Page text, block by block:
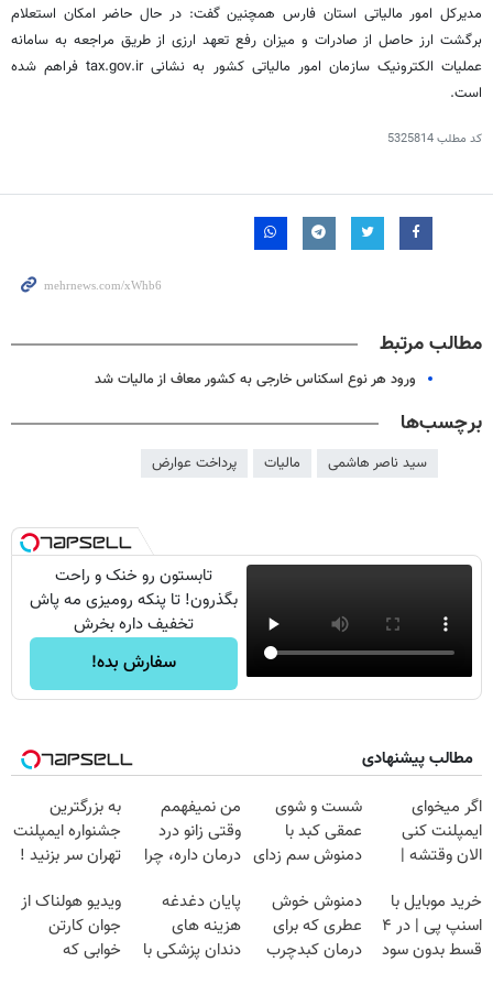
مدیرکل امور مالیاتی استان فارس همچنین گفت: در حال حاضر امکان استعلام
برگشت ارز حاصل از صادرات و میزان رفع تعهد ارزی از طریق مراجعه به سامانه
عملیات الکترونیک سازمان امور مالیاتی کشور به نشانی tax.gov.ir فراهم شده
است.
کد مطلب5325814
مطالب مرتبط
ورود هر نوع اسکناس خارجی به کشور معاف از مالیات شد
برچسب‌ها
سید ناصر هاشمی مالیات پرداخت عوارض
تابستون رو خنک و راحت
بگذرون! تا پنکه رومیزی مه پاش
تخفیف داره بخرش
سفارش بده!
مطالب پیشنهادی
اگر میخوای
ایمپلنت کنی
الان وقتشه |
میلیون تومان!!!
شست و شوی
عمقی کبد با
دمنوش سم زدای
من نمیفهمم
وقتی زانو درد
درمان داره، چرا
تحمل میکنی؟❗
به بزرگترین
جشنواره ایمپلنت
تهران سر بزنید !
میلیون !
خرید موبایل با
اسنپ پی | در ۴
قسط بدون سود
دمنوش خوش
عطری که برای
درمان کبدچرب
پایان دغدغه
هزینه های
دندان پزشکی با
ویدیو هولناک از
جوان کارتن
خوابی که